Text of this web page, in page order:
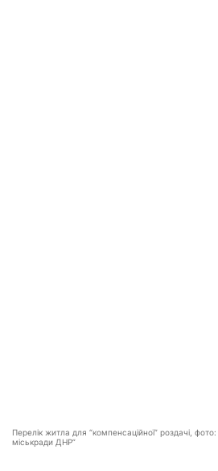
Перелік житла для “компенсаційної” роздачі,
міськради ДНР”